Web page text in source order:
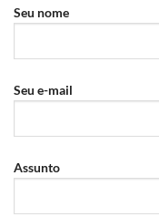
Seu nome
Seu e-mail
Assunto